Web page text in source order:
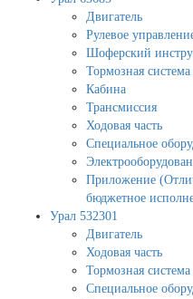
Двигатель
Рулевое
Шоферский
Тормозная система
Кабина
Трансмиссия
Ходовая часть
Специальное
Приложение
бюджетное
Урал 532301
Двигатель
Ходовая часть
Тормозная система
Специальное